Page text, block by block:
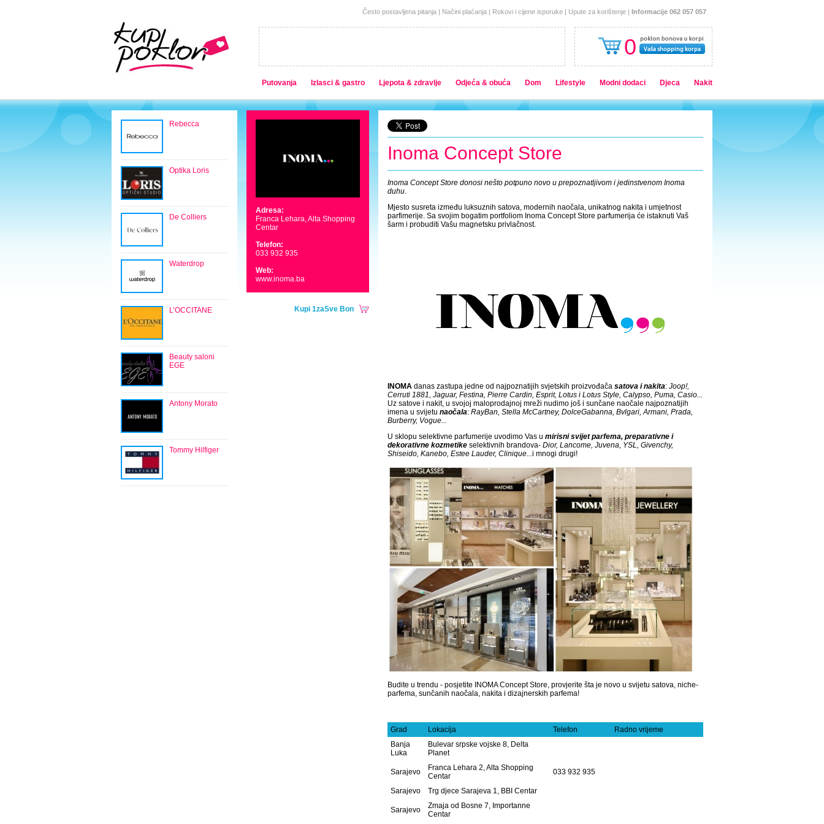
0
Često postavljena pitanja | Načini plaćanja | Rokovi i cijene isporuke | Upute za korištenje | Informacije 062 057 057
Putovanja Izlasci & gastro Ljepota & zdravlje Odjeća & obuća Dom Lifestyle Modni dodaci Djeca Nakit
Rebecca
Optika Loris
De Colliers
Waterdrop
L’OCCITANE
Beauty saloni
EGE
Antony Morato
Tommy Hilfiger
Adresa:
Franca Lehara, Alta Shopping
Centar
Telefon:
033 932 935
Web:
www.inoma.ba
Kupi 1zaSve Bon
Inoma Concept Store
Inoma Concept Store donosi nešto potpuno novo u prepoznatljivom i jedinstvenom Inoma
duhu.
Mjesto susreta između luksuznih satova, modernih naočala, unikatnog nakita i umjetnost
parfimerije. Sa svojim bogatim portfoliom Inoma Concept Store parfumerija će istaknuti Vaš
šarm i probuditi Vašu magnetsku privlačnost.
INOMA danas zastupa jedne od najpoznatijih svjetskih proizvođača satova i nakita: Joop!,
Cerruti 1881, Jaguar, Festina, Pierre Cardin, Esprit, Lotus i Lotus Style, Calypso, Puma, Casio...
Uz satove i nakit, u svojoj maloprodajnoj mreži nudimo još i sunčane naočale najpoznatijih
imena u svijetu naočala: RayBan, Stella McCartney, DolceGabanna, Bvlgari, Armani, Prada,
Burberry, Vogue...
U sklopu selektivne parfumerije uvodimo Vas u mirisni svijet parfema, preparativne i
dekorativne kozmetike selektivnih brandova- Dior, Lancome, Juvena, YSL, Givenchy,
Shiseido, Kanebo, Estee Lauder, Clinique...i mnogi drugi!
Budite u trendu - posjetite INOMA Concept Store, provjerite šta je novo u svijetu satova, niche-
parfema, sunčanih naočala, nakita i dizajnerskih parfema!
Grad Lokacija Telefon
Radno vrijeme
Banja
Luka
Bulevar srpske vojske 8, Delta
Planet
Sarajevo
Franca Lehara 2, Alta Shopping
Centar
033 932 935
Sarajevo Trg djece Sarajeva 1, BBI Centar
Sarajevo
Zmaja od Bosne 7, Importanne
Centar